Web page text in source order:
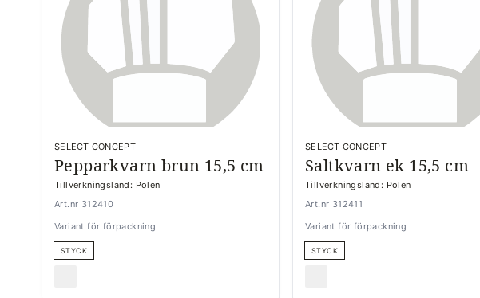
SELECT CONCEPT
Pepparkvarn brun 15,5 cm
Tillverkningsland: Polen
Art.nr 312410
Variant för förpackning
STYCK
SELECT CONCEPT
Saltkvarn ek 15,5 cm
Tillverkningsland: Polen
Art.nr 312411
Variant för förpackning
STYCK